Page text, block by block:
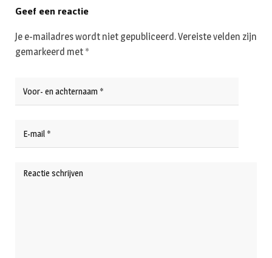
Geef een reactie
Je e-mailadres wordt niet gepubliceerd.Vereiste velden zijn
gemarkeerd met *